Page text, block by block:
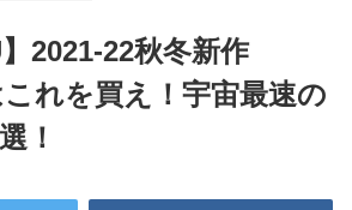
2021-22秋冬新作
れを買え！宇宙最速の
！